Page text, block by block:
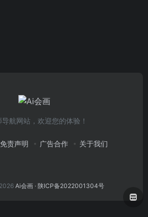
航网站，欢迎您的体验！
免责声明 广告合作 关于我们
Ai会画 · 陕ICP备2022001304号